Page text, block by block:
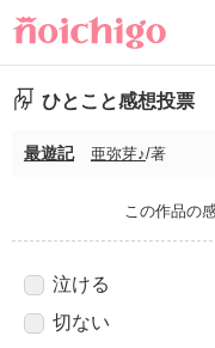
ひとこと感想投票
最遊記 亜弥芽♪/著
この作品の
泣ける
切ない